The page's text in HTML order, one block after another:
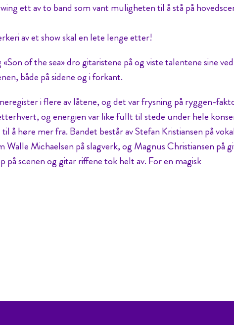
ett av to band som vant muligheten til å stå på
av et show skal en lete lenge etter!
of the sea» dro gitaristene på og viste talentene sine
både på sidene og i forkant.
i flere av låtene, og det var frysning på ryggen-
og energien var like fullt til stede under hele
å høre mer fra. Bandet består av Stefan Kristiansen på
Walle Michaelsen på slagverk, og Magnus Christiansen på
på scenen og gitar riffene tok helt av. For en magisk